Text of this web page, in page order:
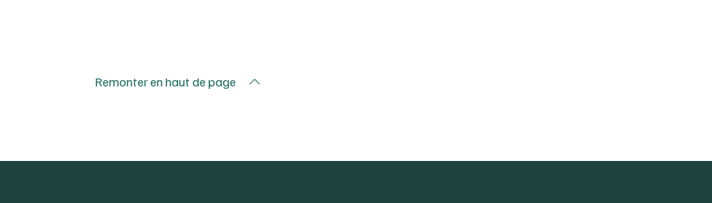
Remonter en haut de page